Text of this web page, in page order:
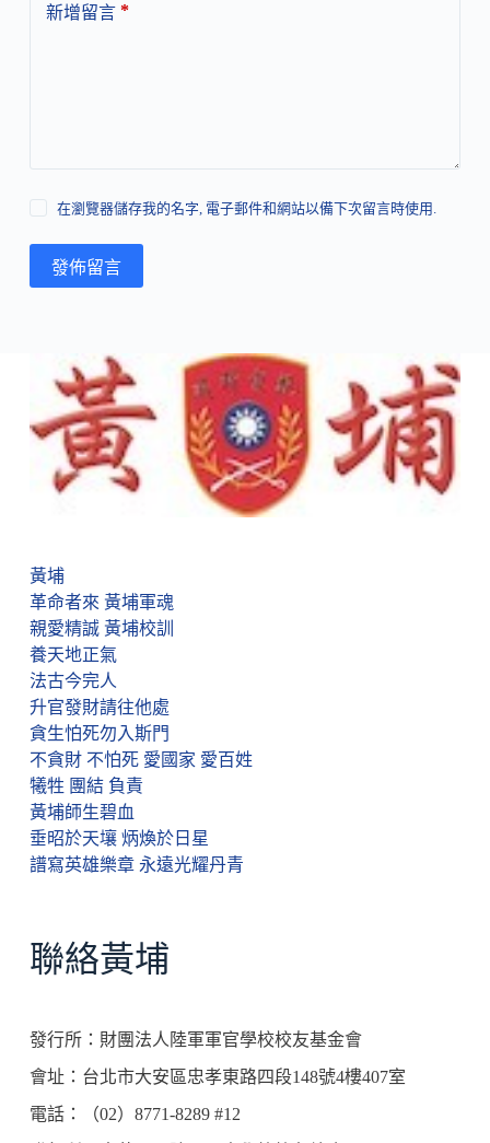
新增留言*
在瀏覽器儲存我的名字, 電子郵件和網站以備下次留言時使用.
發佈留言
黃埔
革命者來 黃埔軍魂
親愛精誠 黃埔校訓
養天地正氣
法古今完人
升官發財請往他處
貪生怕死勿入斯門
不貪財 不怕死 愛國家 愛百姓
犧牲 團結 負責
黃埔師生碧血
垂昭於天壤 炳煥於日星
譜寫英雄樂章 永遠光耀丹青
聯絡黃埔
發行所：財團法人陸軍軍官學校校友基金會
會址：台北市大安區忠孝東路四段148號4樓407室
電話：（02）8771-8289 #12